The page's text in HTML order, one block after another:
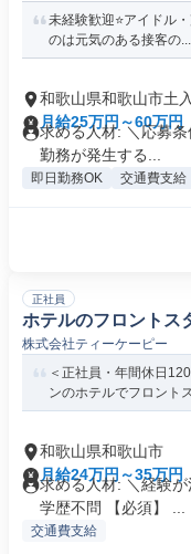
未経験歓迎⭐️アイドル
のは元気のある接客の...
和歌山県和歌山市土入
月給25万円～60万円
求める人材: ＼応募
勤務が発生する...
即日勤務OK 交通費支給
正社員
ホテルのフロントス
株式会社ティーケーピー
＜正社員・年間休日
ンのホテルでフロント
和歌山県和歌山市
月給24万円～35万円
求める人材: ＼経験
学歴不問 【必須】 ...
交通費支給